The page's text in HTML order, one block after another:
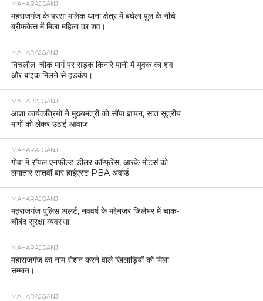
MAHARAJGANJ
महराजगंज के परसा मलिक थाना क्षेत्र में बघेला पुल के नीचे
ब्रीफकेस में मिला महिला का शव।
MAHARAJGANJ
निचलौल–चौक मार्ग पर सड़क किनारे पानी में युवक का शव
और बाइक मिलने से हड़कंप।
MAHARAJGANJ
आशा कार्यकत्रियों ने मुख्यमंत्री को सौंपा ज्ञापन, सात सूत्रीय
मांगों को लेकर उठाई आवाज
MAHARAJGANJ
गोवा में रॉयल एनफील्ड डीलर कॉन्फ्रेंस, आरके मोटर्स को
लगातार सातवीं बार हाईएस्ट PBA अवार्ड
MAHARAJGANJ
महराजगंज पुलिस अलर्ट, नववर्ष के मद्देनजर जिलेभर में चाक-
चौबंद सुरक्षा व्यवस्था
MAHARAJGANJ
महाराजगंज का नाम रोशन करने वाले खिलाड़ियों को मिला
सम्मान।
MAHARAJGANJ